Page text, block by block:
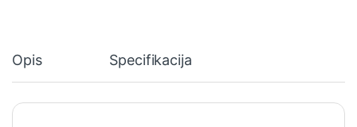
Opis Specifikacija